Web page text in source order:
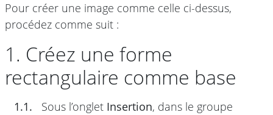
Pour créer une image comme celle ci-dessus,
procédez comme suit :
1. Créez une forme
rectangulaire comme base
1.1. Sous l’onglet Insertion, dans le groupe